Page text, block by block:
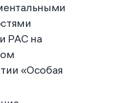
РАС на
«Особая